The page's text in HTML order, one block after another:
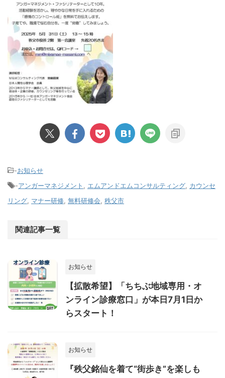
-お知らせ
-アンガーマネジメント エムアンドエムコンサルティング カウンセ
リング マナー研修 無料研修会 秩父市
関連記事一覧
お知らせ
【拡散希望】「ちちぶ地域専用・オ
ンライン診療窓口」が本日7月1日か
らスタート！
お知らせ
『秩父銘仙を着て“街歩き”を楽しも